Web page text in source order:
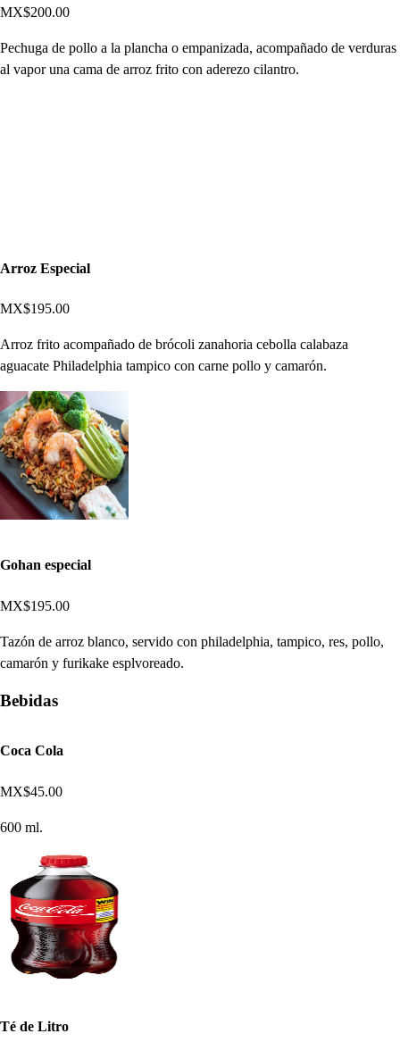
MX$200.00
Pechuga de pollo a la plancha o empanizada, acompañado de verduras
al vapor una cama de arroz frito con aderezo cilantro.
Arroz Especial
MX$195.00
Arroz frito acompañado de brócoli zanahoria cebolla calabaza
aguacate Philadelphia tampico con carne pollo y camarón.
Gohan especial
MX$195.00
Tazón de arroz blanco, servido con philadelphia, tampico, res, pollo,
camarón y furikake esplvoreado.
Bebidas
Coca Cola
MX$45.00
600 ml.
Té de Litro